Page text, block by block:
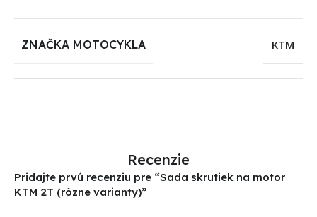
ZNAČKA MOTOCYKLA KTM
Recenzie
Pridajte prvú recenziu pre “Sada skrutiek na motor
KTM 2T (rôzne varianty)”